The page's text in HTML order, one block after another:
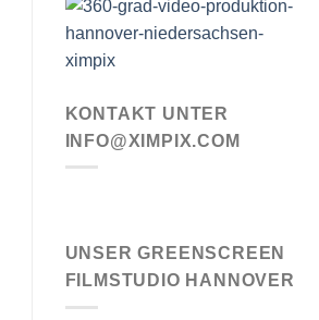
KONTAKT UNTER
INFO@XIMPIX.COM
UNSER GREENSCREEN
FILMSTUDIO HANNOVER